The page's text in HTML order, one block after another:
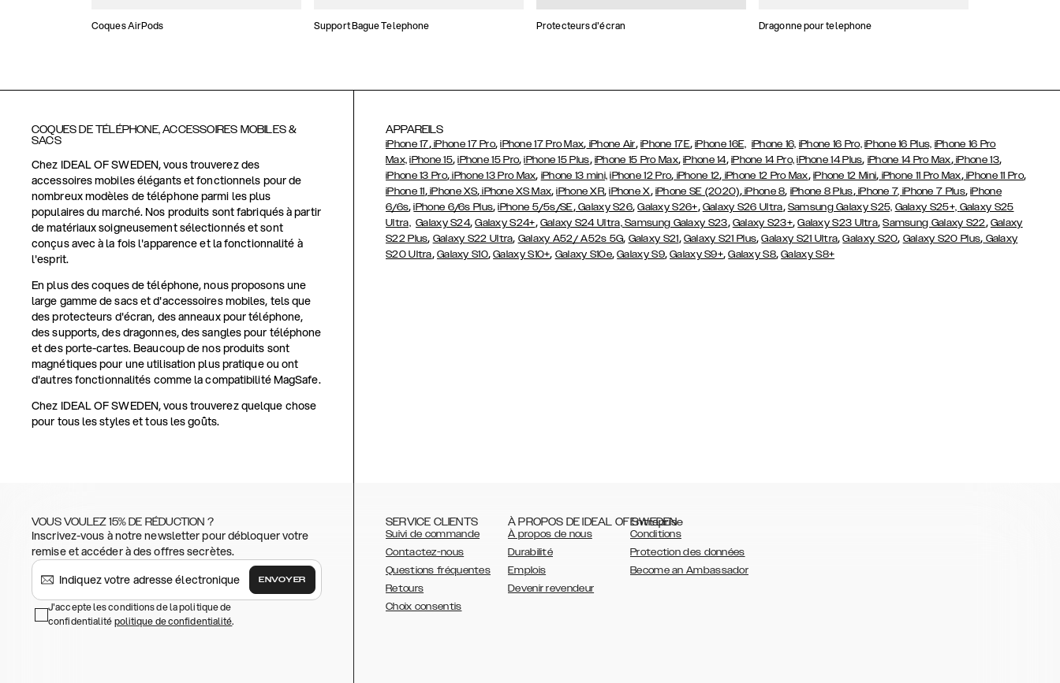
Coques AirPods Support Bague Telephone Protecteurs d'écran Dragonne pour telephone
COQUES DE TÉLÉPHONE, ACCESSOIRES MOBILES &
SACS
Chez IDEAL OF SWEDEN, vous trouverez des
accessoires mobiles élégants et fonctionnels pour de
nombreux modèles de téléphone parmi les plus
populaires du marché. Nos produits sont fabriqués à partir
de matériaux soigneusement sélectionnés et sont
conçus avec à la fois l'apparence et la fonctionnalité à
l'esprit.
En plus des coques de téléphone, nous proposons une
large gamme de sacs et d'accessoires mobiles, tels que
des protecteurs d'écran, des anneaux pour téléphone,
des supports, des dragonnes, des sangles pour téléphone
et des porte-cartes. Beaucoup de nos produits sont
magnétiques pour une utilisation plus pratique ou ont
d'autres fonctionnalités comme la compatibilité MagSafe.
Chez IDEAL OF SWEDEN, vous trouverez quelque chose
pour tous les styles et tous les goûts.
APPAREILS
iPhone 17,iPhone 17 Pro,iPhone 17 Pro Max, iPhone Air, iPhone 17E,iPhone 16E, iPhone 16, iPhone 16 Pro, iPhone 16 Plus, iPhone 16 Pro
Max, iPhone 15,iPhone 15 Pro,iPhone 15 Plus, iPhone 15 Pro Max,iPhone 14, iPhone 14 Pro, iPhone 14 Plus, iPhone 14 Pro Max,iPhone 13,
iPhone 13 Pro, iPhone 13 Pro Max, iPhone 13 mini, iPhone 12 Pro, iPhone 12, iPhone 12 Pro Max, iPhone 12 Mini, iPhone 11 Pro Max,iPhone 11 Pro,
iPhone 11,iPhone XS,iPhone XS Max,iPhone XR,iPhone X, iPhone SE (2020),iPhone 8, iPhone 8 Plus,iPhone 7, iPhone 7 Plus,iPhone
6/6s,iPhone 6/6s Plus,iPhone 5/5s/SE,Galaxy S26,Galaxy S26+, Galaxy S26 Ultra, Samsung Galaxy S25, Galaxy S25+, Galaxy S25
Ultra, Galaxy S24,Galaxy S24+, Galaxy S24 Ultra,Samsung Galaxy S23, Galaxy S23+,Galaxy S23 Ultra,Samsung Galaxy S22, Galaxy
S22 Plus, Galaxy S22 Ultra, Galaxy A52/ A52s 5G, Galaxy S21, Galaxy S21 Plus,Galaxy S21 Ultra,Galaxy S20, Galaxy S20 Plus, Galaxy
S20 Ultra, Galaxy S10,Galaxy S10+, Galaxy S10e,Galaxy S9,Galaxy S9+,Galaxy S8,Galaxy S8+
VOUS VOULEZ 15% DE RÉDUCTION ?
Inscrivez-vous à notre newsletter pour débloquer votre
remise et accéder à des offres secrètes.
ENVOYER
J'accepte les conditions de la politique de
confidentialitépolitique de confidentialité.
SERVICE CLIENTS
Suivi de commande
Contactez-nous
Questions fréquentes
Retours
Choix consentis
À PROPOS DE IDEAL OF SWEDEN
À propos de nous
Durabilité
Emplois
Devenir revendeur
Entreprise
Conditions
Protection des données
Become an Ambassador